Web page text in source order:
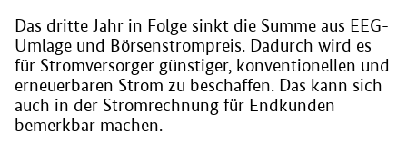
Das dritte Jahr in Folge sinkt die Summe aus EEG-
Umlage und Börsenstrompreis. Dadurch wird es
für Stromversorger günstiger, konventionellen und
erneuerbaren Strom zu beschaffen. Das kann sich
auch in der Stromrechnung für Endkunden
bemerkbar machen.